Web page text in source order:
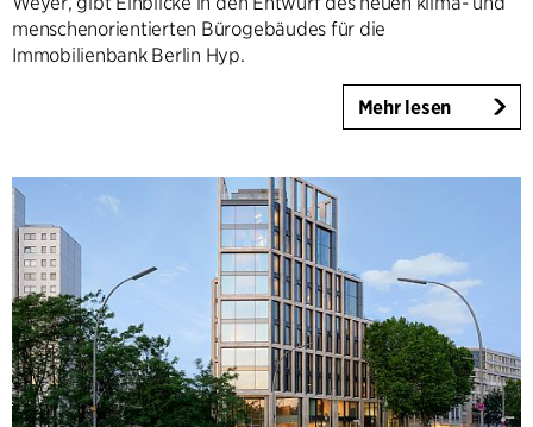
menschenorientierten Bürogebäudes für die
Immobilienbank Berlin Hyp.
Mehr lesen